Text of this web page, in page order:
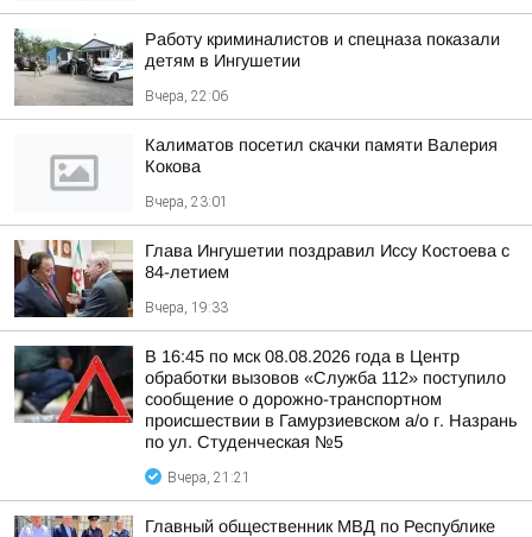
Работу криминалистов и спецназа показали
детям в Ингушетии
Вчера, 22:06
Калиматов посетил скачки памяти Валерия
Кокова
Вчера, 23:01
Глава Ингушетии поздравил Иссу Костоева с
84-летием
Вчера, 19:33
В 16:45 по мск 08.08.2026 года в Центр
обработки вызовов «Служба 112» поступило
сообщение о дорожно-транспортном
происшествии в Гамурзиевском а/о г. Назрань
по ул. Студенческая №5
Вчера, 21:21
Главный общественник МВД по Республике